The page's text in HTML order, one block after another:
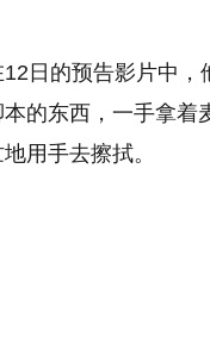
日的预告影片中，
的东西，一手拿着
用手去擦拭。